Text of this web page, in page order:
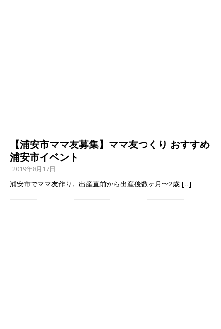
【浦安市ママ友募集】ママ友つくり おすすめ
浦安市イベント
2019年8月17日
浦安市でママ友作り。出産直前から出産後数ヶ月〜2歳 […]